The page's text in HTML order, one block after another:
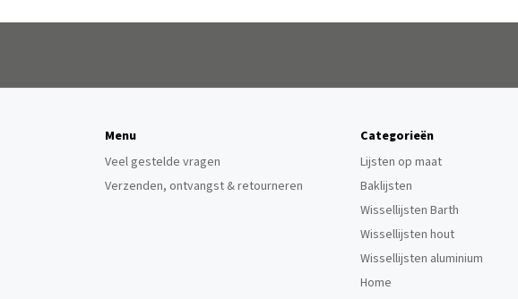
Menu
Veel gestelde vragen
Verzenden, ontvangst & retourneren
Categorieën
Lijsten op maat
Baklijsten
Wissellijsten Barth
Wissellijsten hout
Wissellijsten aluminium
Home